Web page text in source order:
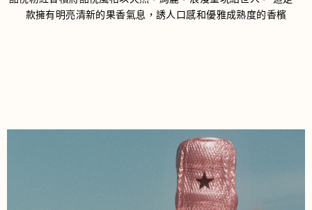
款擁有明亮清新的果香氣息，誘人口感和優雅成熟度的香檳